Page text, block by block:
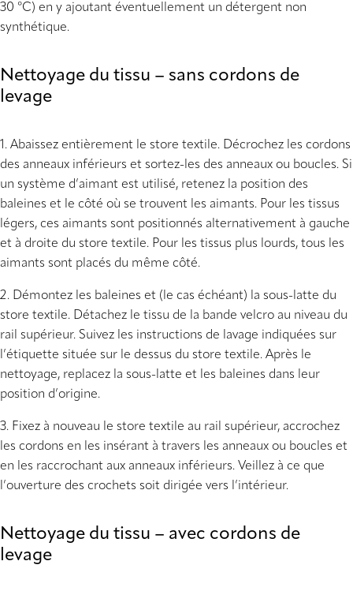
30 °C) en y ajoutant éventuellement un détergent non
synthétique.
Nettoyage du tissu – sans cordons de
levage
1. Abaissez entièrement le store textile. Décrochez les cordons
des anneaux inférieurs et sortez-les des anneaux ou boucles. Si
un système d’aimant est utilisé, retenez la position des
baleines et le côté où se trouvent les aimants. Pour les tissus
légers, ces aimants sont positionnés alternativement à gauche
et à droite du store textile. Pour les tissus plus lourds, tous les
aimants sont placés du même côté.
2. Démontez les baleines et (le cas échéant) la sous-latte du
store textile. Détachez le tissu de la bande velcro au niveau du
rail supérieur. Suivez les instructions de lavage indiquées sur
l’étiquette située sur le dessus du store textile. Après le
nettoyage, replacez la sous-latte et les baleines dans leur
position d’origine.
3. Fixez à nouveau le store textile au rail supérieur, accrochez
les cordons en les insérant à travers les anneaux ou boucles et
en les raccrochant aux anneaux inférieurs. Veillez à ce que
l’ouverture des crochets soit dirigée vers l’intérieur.
Nettoyage du tissu – avec cordons de
levage